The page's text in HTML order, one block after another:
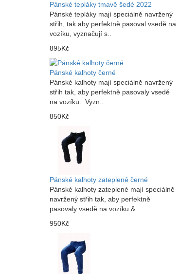
Pánské tepláky tmavě šedé 2022
Pánské tepláky mají speciálně navržený
střih, tak aby perfektně pasoval vsedě na
vozíku, vyznačují s..
895Kč
Pánské kalhoty černé
Pánské kalhoty mají speciálně navržený
střih tak, aby perfektně pasovaly vsedě
na vozíku. Vyzn..
850Kč
Pánské kalhoty zateplené černé
Pánské kalhoty zateplené mají speciálně
navržený střih tak, aby perfektně
pasovaly vsedě na vozíku.&..
950Kč